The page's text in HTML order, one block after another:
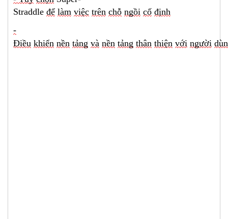
Straddle để làm việc trên chỗ ngồi cố định
-
Điều khiển nền tảng và nền tảng thân thiện với người